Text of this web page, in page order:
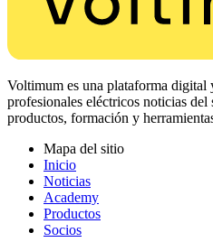
Voltimum es una plataforma digital
profesionales eléctricos noticias
productos, formación y
Mapa del sitio
Inicio
Noticias
Academy
Productos
Socios